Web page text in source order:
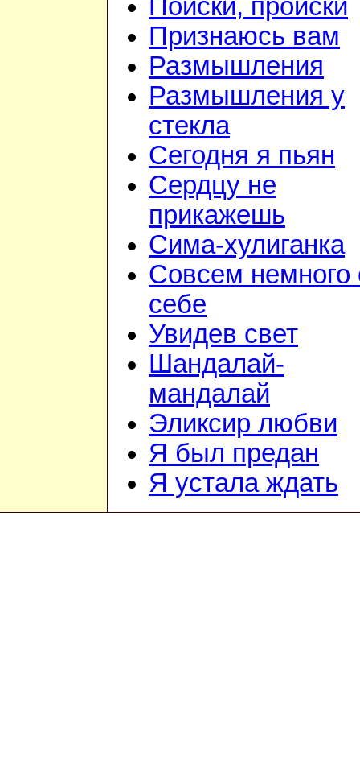
Поиски, происки
Признаюсь вам
Размышления
Размышления у
стекла
Сегодня я пьян
Сердцу не
прикажешь
Сима-хулиганка
Совсем немного
себе
Увидев свет
Шандалай-
мандалай
Эликсир любви
Я был предан
Я устала ждать